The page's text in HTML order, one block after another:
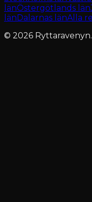
länÖstergötlands län
länDalarnas länAlla
© 2026